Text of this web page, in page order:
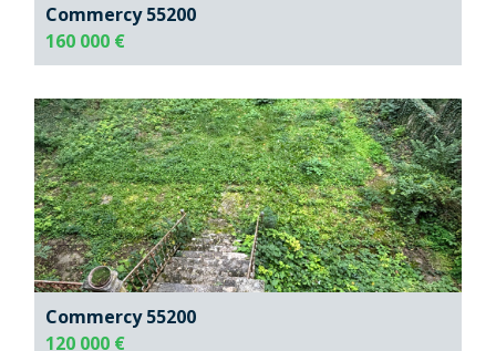
Commercy 55200
160 000 €
Commercy 55200
120 000 €